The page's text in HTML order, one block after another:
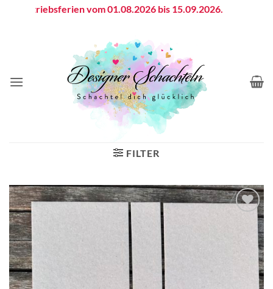
Betriebsferien vom 01.08.2026 bis 15.09.2026.
FILTER